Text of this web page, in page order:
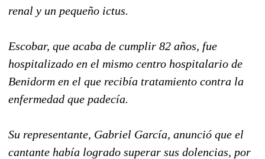
renal y un pequeño ictus.
Escobar, que acaba de cumplir 82 años, fue
hospitalizado en el mismo centro hospitalario de
Benidorm en el que recibía tratamiento contra la
enfermedad que padecía.
Su representante, Gabriel García, anunció que el
cantante había logrado superar sus dolencias, por